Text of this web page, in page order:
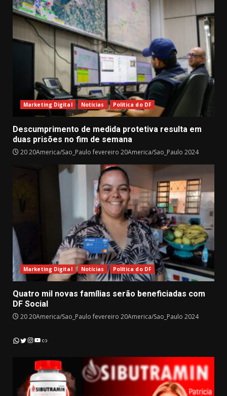
Marketing Digital Notícias Política do DF
Descumprimento de medida protetiva resulta em
duas prisões no fim de semana
20 20America/Sao_Paulo fevereiro 20America/Sao_Paulo 2024
Marketing Digital Notícias Política do DF
Quatro mil novas famílias serão beneficiadas com
DF Social
20 20America/Sao_Paulo fevereiro 20America/Sao_Paulo 2024
WhatsApp
Twitter
Instagram
YouTube
Link